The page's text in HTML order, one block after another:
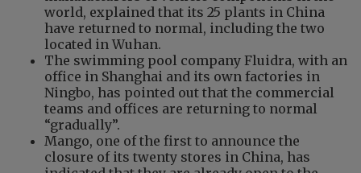
world, explained that its 25 plants in China
have returned to normal, including the two
located in Wuhan.
The swimming pool company Fluidra, with an
office in Shanghai and its own factories in
Ningbo, has pointed out that the commercial
teams and offices are returning to normal
“gradually”.
Mango, one of the first to announce the
closure of its twenty stores in China, has